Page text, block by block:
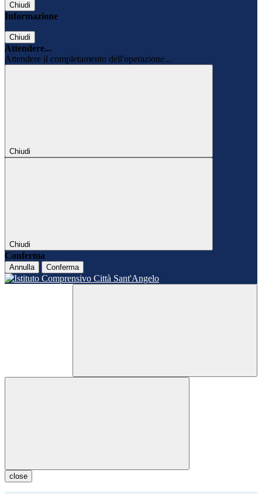
Chiudi
Informazione
Chiudi
Attendere...
Attendere il completamento dell'operazione...
Chiudi
Chiudi
Conferma
Annulla Conferma
close